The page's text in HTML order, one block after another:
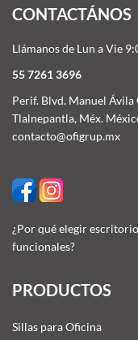
CONTACTÁNOS
Llámanos de Lun a Vie
55 7261 3696
Perif. Blvd. Manuel Ávila
Tlalnepantla, Méx.
contacto@ofigrup.mx
¿Por qué elegir
funcionales?
PRODUCTOS
Sillas para Oficina